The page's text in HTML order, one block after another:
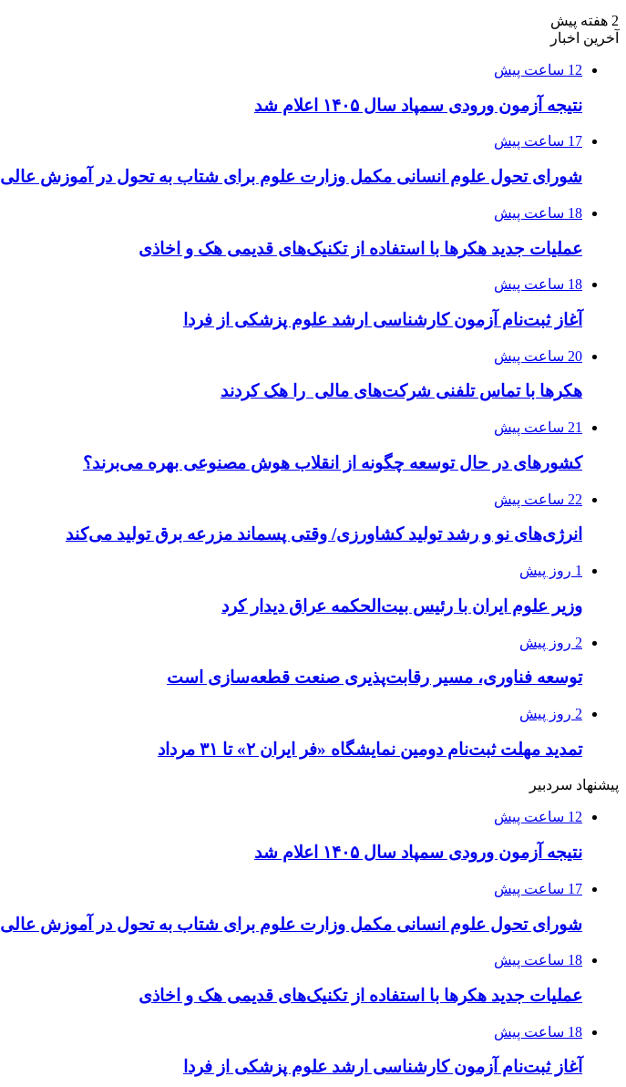
2 هفته پیش
آخرین اخبار
12 ساعت پیش
نتیجه آزمون ورودی سمپاد سال ۱۴۰۵ اعلام شد
17 ساعت پیش
شورای تحول علوم انسانی مکمل وزارت علوم برای شتاب به تحول در آموزش عالی
18 ساعت پیش
عملیات جدید هکرها با استفاده از تکنیک‌های قدیمی هک و اخاذی
18 ساعت پیش
آغاز ثبت‌نام‌ آزمون کارشناسی ارشد علوم پزشکی از فردا
20 ساعت پیش
هکرها با تماس تلفنی شرکت‌های مالی را هک کردند
21 ساعت پیش
کشورهای در حال توسعه چگونه از انقلاب هوش مصنوعی بهره می‌برند؟
22 ساعت پیش
انرژی‌های نو و رشد تولید کشاورزی/ وقتی پسماند مزرعه‌ برق تولید می‌کند
1 روز پیش
وزیر علوم ایران با رئیس بیت‌الحکمه عراق دیدار کرد
2 روز پیش
توسعه فناوری، مسیر رقابت‌پذیری صنعت قطعه‌سازی است
2 روز پیش
تمدید مهلت ثبت‌نام دومین نمایشگاه «فر ایران ۲» تا ۳۱ مرداد
پیشنهاد سردبیر
12 ساعت پیش
نتیجه آزمون ورودی سمپاد سال ۱۴۰۵ اعلام شد
17 ساعت پیش
شورای تحول علوم انسانی مکمل وزارت علوم برای شتاب به تحول در آموزش عالی
18 ساعت پیش
عملیات جدید هکرها با استفاده از تکنیک‌های قدیمی هک و اخاذی
18 ساعت پیش
آغاز ثبت‌نام‌ آزمون کارشناسی ارشد علوم پزشکی از فردا